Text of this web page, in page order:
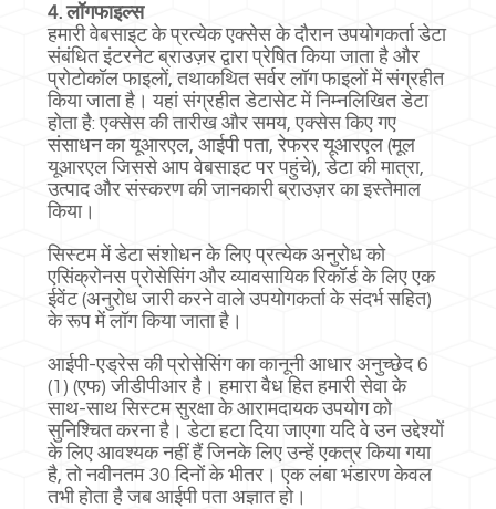
4. लॉगफाइल्स
हमारी वेबसाइट के प्रत्येक एक्सेस के दौरान उपयोगकर्ता डेटा
संबंधित इंटरनेट ब्राउज़र द्वारा प्रेषित किया जाता है और
प्रोटोकॉल फाइलों, तथाकथित सर्वर लॉग फाइलों में संग्रहीत
किया जाता है। यहां संग्रहीत डेटासेट में निम्नलिखित डेटा
होता है: एक्सेस की तारीख और समय, एक्सेस किए गए
संसाधन का यूआरएल, आईपी पता, रेफरर यूआरएल (मूल
यूआरएल जिससे आप वेबसाइट पर पहुंचे), डेटा की मात्रा,
उत्पाद और संस्करण की जानकारी ब्राउज़र का इस्तेमाल
किया।
सिस्टम में डेटा संशोधन के लिए प्रत्येक अनुरोध को
एसिंक्रोनस प्रोसेसिंग और व्यावसायिक रिकॉर्ड के लिए एक
ईवेंट (अनुरोध जारी करने वाले उपयोगकर्ता के संदर्भ सहित)
के रूप में लॉग किया जाता है।
आईपी-एड्रेस की प्रोसेसिंग का कानूनी आधार अनुच्छेद 6
(1) (एफ) जीडीपीआर है। हमारा वैध हित हमारी सेवा के
साथ-साथ सिस्टम सुरक्षा के आरामदायक उपयोग को
सुनिश्चित करना है। डेटा हटा दिया जाएगा यदि वे उन उद्देश्यों
के लिए आवश्यक नहीं हैं जिनके लिए उन्हें एकत्र किया गया
है, तो नवीनतम 30 दिनों के भीतर। एक लंबा भंडारण केवल
तभी होता है जब आईपी पता अज्ञात हो।